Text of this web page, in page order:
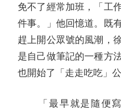
免不了經常加班，「工
件事。」他回憶道。既
趕上開公眾號的風潮，
是自己做筆記的一種方
也開始了「走走吃吃」
「最早就是隨便寫